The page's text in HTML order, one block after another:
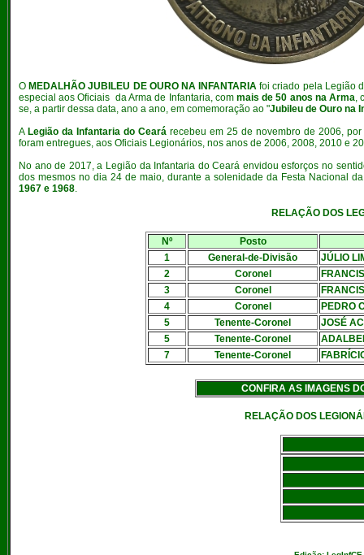
O MEDALHÃO JUBILEU DE OURO NA INFANTARIAfoi criado pela Legião
especial aos Oficiais da Arma de Infantaria, com mais de 50 anos na Arma,
se, a partir dessa data, ano a ano, em comemoração ao "Jubileu de Ouro na
A Legião da Infantaria do Ceará recebeu em 25 de novembro de 2006,
foram entregues, aos Oficiais Legionários, nos anos de 2006, 2008, 2010 e
No ano de 2017, a Legião da Infantaria do Ceará envidou esforços no
dos mesmos no dia 24 de maio, durante a solenidade da Festa Nacional
1967 e 1968.
RELAÇÃO DOS
Nº
Posto
1
General-de-Divisão
JÚLIO
2
Coronel
3
Coronel
4
Coronel
PEDRO
5
Tenente-Coronel
JOSÉ
5
Tenente-Coronel
7
Tenente-Coronel
CONFIRA AS IMAGENS
RELAÇÃO DOS